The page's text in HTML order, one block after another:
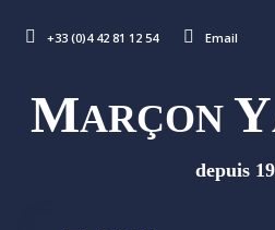
+33 (0)4 42 81 12 54 Email
MARÇON Y
depuis